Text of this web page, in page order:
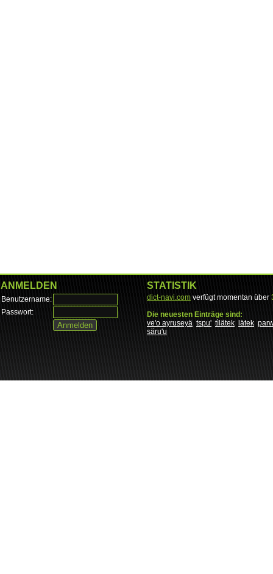
ANMELDEN
Benutzername:
Passwort:
STATISTIK
dict-navi.com verfügt momentan über
Die neuesten Einträge sind:
ve'o ayruseyä tspu' tìlätek lätek
säru'u